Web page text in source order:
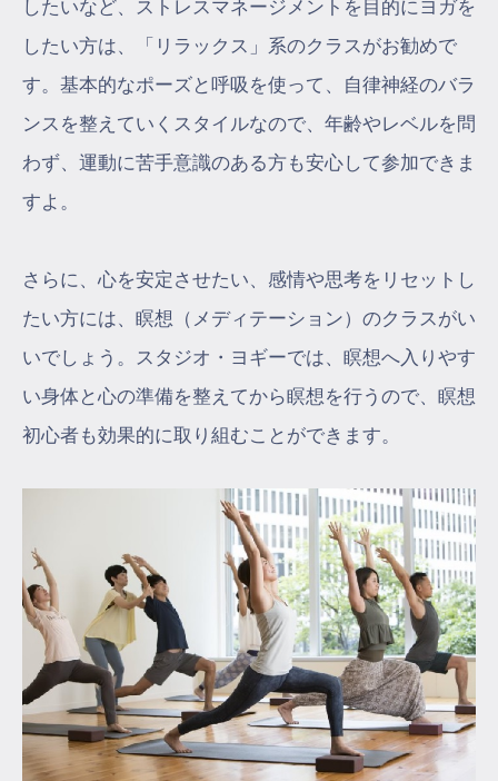
したいなど、ストレスマネージメントを目的にヨガを
したい方は、「リラックス」系のクラスがお勧めで
す。基本的なポーズと呼吸を使って、自律神経のバラ
ンスを整えていくスタイルなので、年齢やレベルを問
わず、運動に苦手意識のある方も安心して参加できま
すよ。
さらに、心を安定させたい、感情や思考をリセットし
たい方には、瞑想（メディテーション）のクラスがい
いでしょう。スタジオ・ヨギーでは、瞑想へ入りやす
い身体と心の準備を整えてから瞑想を行うので、瞑想
初心者も効果的に取り組むことができます。